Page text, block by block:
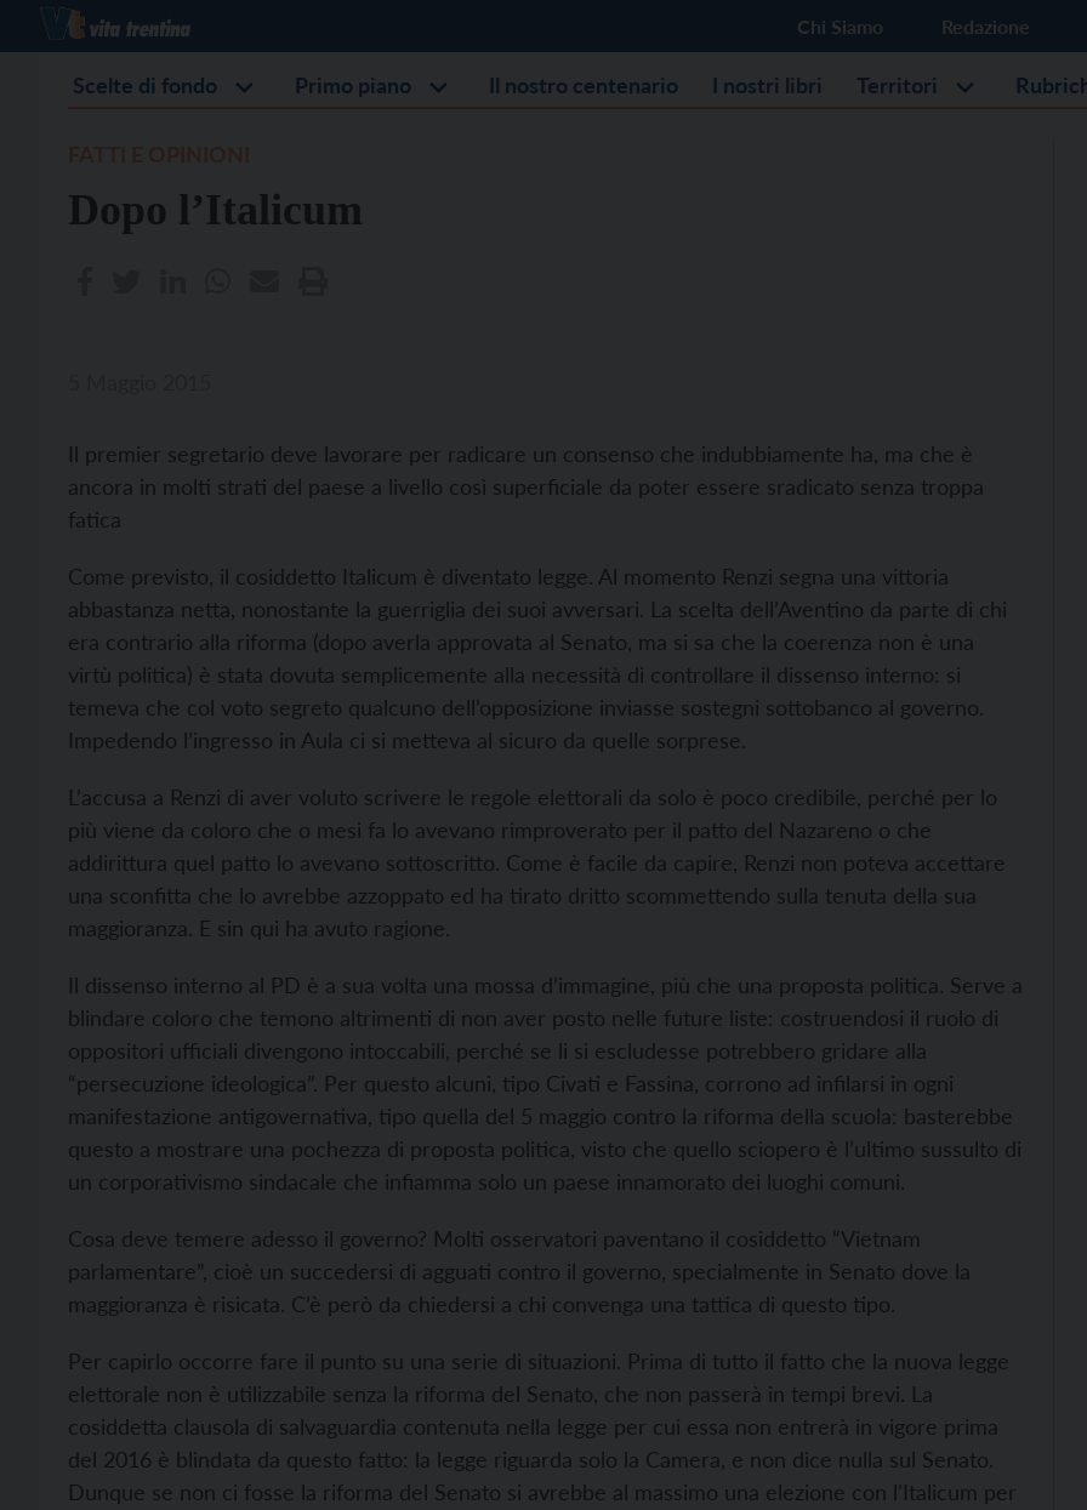
Chi Siamo Redazione
Scelte di fondo Primo piano Il nostro centenario I nostri libri Territori
Dopo l’Italicum
Il premier segretario deve lavorare per radicare un consenso che indubbiamente ha, ma che è
ancora in molti strati del paese a livello così superficiale da poter essere sradicato senza troppa
fatica
Come previsto, il cosiddetto Italicum è diventato legge. Al momento Renzi segna una vittoria
abbastanza netta, nonostante la guerriglia dei suoi avversari. La scelta dell’Aventino da parte di chi
era contrario alla riforma (dopo averla approvata al Senato, ma si sa che la coerenza non è una
virtù politica) è stata dovuta semplicemente alla necessità di controllare il dissenso interno: si
temeva che col voto segreto qualcuno dell’opposizione inviasse sostegni sottobanco al governo.
Impedendo l’ingresso in Aula ci si metteva al sicuro da quelle sorprese.
L’accusa a Renzi di aver voluto scrivere le regole elettorali da solo è poco credibile, perché per lo
più viene da coloro che o mesi fa lo avevano rimproverato per il patto del Nazareno o che
addirittura quel patto lo avevano sottoscritto. Come è facile da capire, Renzi non poteva accettare
una sconfitta che lo avrebbe azzoppato ed ha tirato dritto scommettendo sulla tenuta della sua
maggioranza. E sin qui ha avuto ragione.
Il dissenso interno al PD è a sua volta una mossa d’immagine, più che una proposta politica. Serve a
blindare coloro che temono altrimenti di non aver posto nelle future liste: costruendosi il ruolo di
oppositori ufficiali divengono intoccabili, perché se li si escludesse potrebbero gridare alla
“persecuzione ideologica”. Per questo alcuni, tipo Civati e Fassina, corrono ad infilarsi in ogni
manifestazione antigovernativa, tipo quella del 5 maggio contro la riforma della scuola: basterebbe
questo a mostrare una pochezza di proposta politica, visto che quello sciopero è l’ultimo sussulto di
un corporativismo sindacale che infiamma solo un paese innamorato dei luoghi comuni.
Cosa deve temere adesso il governo? Molti osservatori paventano il cosiddetto “Vietnam
parlamentare”, cioè un succedersi di agguati contro il governo, specialmente in Senato dove la
maggioranza è risicata. C’è però da chiedersi a chi convenga una tattica di questo tipo.
Per capirlo occorre fare il punto su una serie di situazioni. Prima di tutto il fatto che la nuova legge
elettorale non è utilizzabile senza la riforma del Senato, che non passerà in tempi brevi. La
cosiddetta clausola di salvaguardia contenuta nella legge per cui essa non entrerà in vigore prima
del 2016 è blindata da questo fatto: la legge riguarda solo la Camera, e non dice nulla sul Senato.
Dunque se non ci fosse la riforma del Senato si avrebbe al massimo una elezione con l’Italicum per